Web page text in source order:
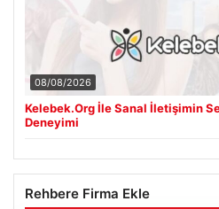
08/08/2026
Kelebek.Org İle Sanal İletişimin
Deneyimi
Rehbere Firma Ekle